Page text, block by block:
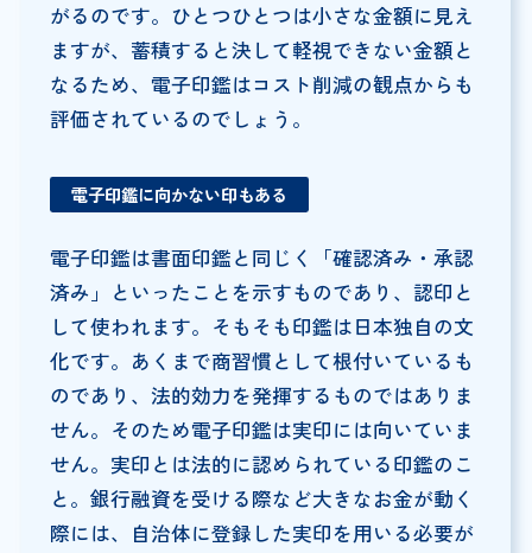
がるのです。ひとつひとつは小さな金額に見え
ますが、蓄積すると決して軽視できない金額と
なるため、電子印鑑はコスト削減の観点からも
評価されているのでしょう。
電子印鑑に向かない印もある
電子印鑑は書面印鑑と同じく「確認済み・承認
済み」といったことを示すものであり、認印と
して使われます。そもそも印鑑は日本独自の文
化です。あくまで商習慣として根付いているも
のであり、法的効力を発揮するものではありま
せん。そのため電子印鑑は実印には向いていま
せん。実印とは法的に認められている印鑑のこ
と。銀行融資を受ける際など大きなお金が動く
際には、自治体に登録した実印を用いる必要が